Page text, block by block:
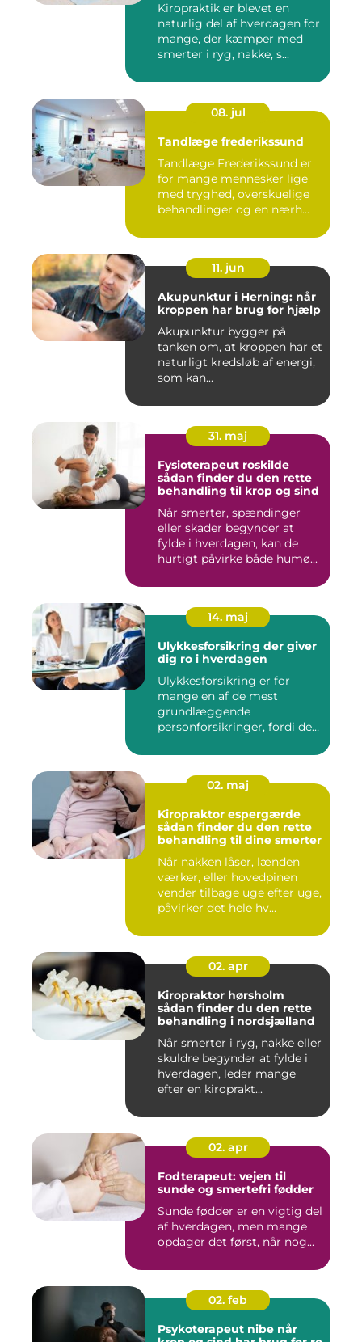
Kiropraktik er blevet en
naturlig del af hverdagen for
mange, der kæmper med
smerter i ryg, nakke, s...
08. jul
Tandlæge frederikssund
Tandlæge Frederikssund er
for mange mennesker lige
med tryghed, overskuelige
behandlinger og en nærh...
11. jun
Akupunktur i Herning: når
kroppen har brug for hjælp
Akupunktur bygger på
tanken om, at kroppen har et
naturligt kredsløb af energi,
som kan...
31. maj
Fysioterapeut roskilde
sådan finder du den rette
behandling til krop og sind
Når smerter, spændinger
eller skader begynder at
fylde i hverdagen, kan de
hurtigt påvirke både humø...
14. maj
Ulykkesforsikring der giver
dig ro i hverdagen
Ulykkesforsikring er for
mange en af de mest
grundlæggende
personforsikringer, fordi den
02. maj
Kiropraktor espergærde
sådan finder du den rette
behandling til dine smerter
Når nakken låser, lænden
værker, eller hovedpinen
vender tilbage uge efter uge,
påvirker det hele hv...
02. apr
Kiropraktor hørsholm
sådan finder du den rette
behandling i nordsjælland
Når smerter i ryg, nakke eller
skuldre begynder at fylde i
hverdagen, leder mange
efter en kiroprakt...
02. apr
Fodterapeut: vejen til
sunde og smertefri fødder
Sunde fødder er en vigtig del
af hverdagen, men mange
opdager det først, når nog...
02. feb
Psykoterapeut nibe når